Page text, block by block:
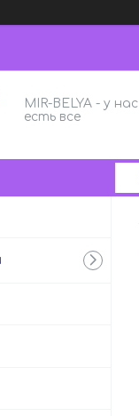
MIR-BELYA - у нас
есть все